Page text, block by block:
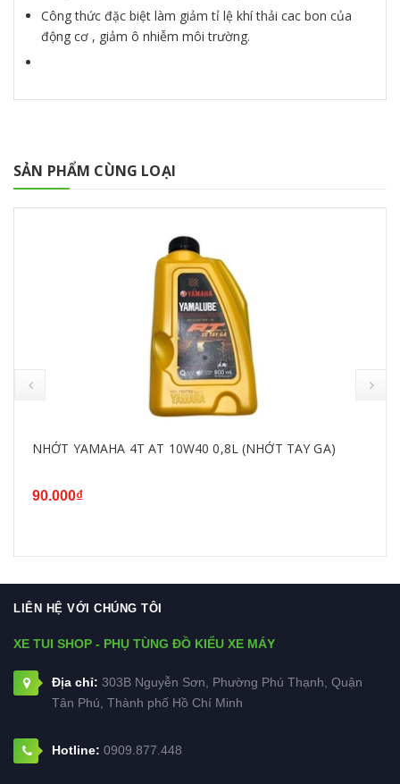
Công thức đặc biệt làm giảm tỉ lệ khí thải cac bon của
động cơ , giảm ô nhiễm môi trường.
SẢN PHẨM CÙNG LOẠI
NHỚT YAMAHA 4T AT 10W40 0,8L (NHỚT TAY GA)
90.000₫
LIÊN HỆ VỚI CHÚNG TÔI
XE TUI SHOP - PHỤ TÙNG ĐỒ KIỂU XE MÁY
Địa chỉ: 303B Nguyễn Sơn, Phường Phú Thạnh, Quận
Tân Phú, Thành phố Hồ Chí Minh
Hotline: 0909.877.448